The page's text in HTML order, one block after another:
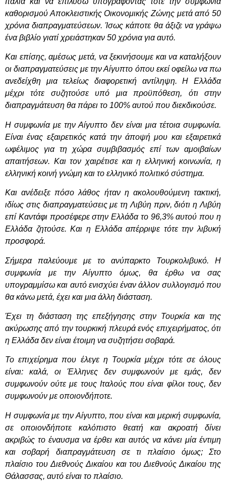
καθορισμού Αποκλειστικής Οικονομικής Ζώνης μετά από 50
χρόνια διαπραγματεύσεων. Ίσως κάποτε θα άξιζε να γράψω
ένα βιβλίο γιατί χρειάστηκαν 50 χρόνια για αυτό.
Και επίσης, αμέσως μετά, να ξεκινήσουμε και να καταλήξουν
οι διαπραγματεύσεις με την Αίγυπτο όπου εκεί οφείλω να πω
ανεδείχθη μια τελείως διαφορετική αντίληψη. Η Ελλάδα
μέχρι τότε συζητούσε υπό μια προϋπόθεση, ότι στην
διαπραγμάτευση θα πάρει το 100% αυτού που διεκδικούσε.
Η συμφωνία με την Αίγυπτο δεν είναι μια τέτοια συμφωνία.
Είναι ένας εξαιρετικός κατά την άποψή μου και εξαιρετικά
ωφέλιμος για τη χώρα συμβιβασμός επί των αμοιβαίων
απαιτήσεων. Και τον χαιρέτισε και η ελληνική κοινωνία, η
ελληνική κοινή γνώμη και το ελληνικό πολιτικό σύστημα.
Και ανέδειξε πόσο λάθος ήταν η ακολουθούμενη τακτική,
ιδίως στις διαπραγματεύσεις με τη Λιβύη πριν, διότι η Λιβύη
επί Καντάφι προσέφερε στην Ελλάδα το 96,3% αυτού που η
Ελλάδα ζητούσε. Και η Ελλάδα απέρριψε τότε την λιβυκή
προσφορά.
Σήμερα παλεύουμε με το ανύπαρκτο Τουρκολιβυκό. Η
συμφωνία με την Αίγυπτο όμως, θα έρθω να σας
υπογραμμίσω και αυτό ενισχύει έναν άλλον συλλογισμό που
θα κάνω μετά, έχει και μια άλλη διάσταση.
Έχει τη διάσταση της επεξήγησης στην Τουρκία και της
ακύρωσης από την τουρκική πλευρά ενός επιχειρήματος, ότι
η Ελλάδα δεν είναι έτοιμη να συζητήσει σοβαρά.
Το επιχείρημα που έλεγε η Τουρκία μέχρι τότε σε όλους
είναι: καλά, οι Έλληνες δεν συμφωνούν με εμάς, δεν
συμφωνούν ούτε με τους Ιταλούς που είναι φίλοι τους, δεν
συμφωνούν με οποιονδήποτε.
Η συμφωνία με την Αίγυπτο, που είναι και μερική συμφωνία,
σε οποιονδήποτε καλόπιστο θεατή και ακροατή δίνει
ακριβώς το έναυσμα να έρθει και αυτός να κάνει μία έντιμη
και σοβαρή διαπραγμάτευση σε τι πλαίσιο όμως; Στο
πλαίσιο του Διεθνούς Δικαίου και του Διεθνούς Δικαίου της
Θάλασσας, αυτό είναι το πλαίσιο.